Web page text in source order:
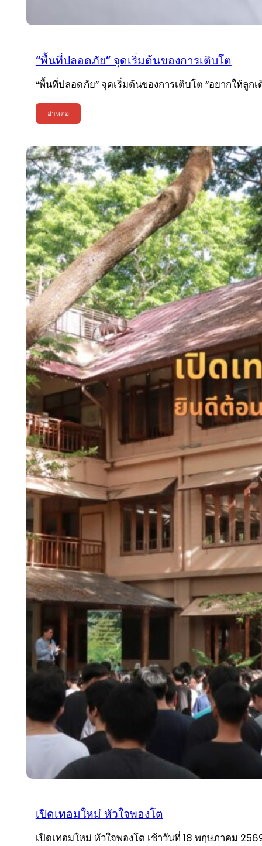
“พื้นที่ปลอดภัย” จุดเริ่มต้นของการเติบโต
“พื้นที่ปลอดภัย” จุดเริ่มต้นของการเติบโต “อยากให้ลูก
อ่านต่อ
เปิดเทอมใหม่ หัวใจพองโต
เปิดเทอมใหม่ หัวใจพองโต เช้าวันที่ 18 พฤษภาคม